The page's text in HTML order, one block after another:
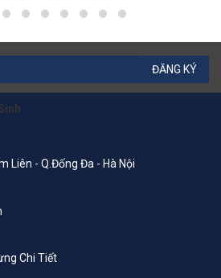
ĐĂNG KÝ
Liên - Q.Đống Đa - Hà Nội
Chi Tiết